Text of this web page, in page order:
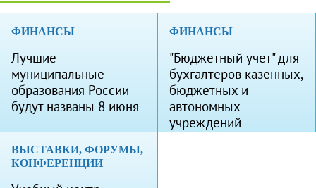
ФИНАНСЫ
Лучшие
муниципальные
образования России
будут названы 8 июня
ФИНАНСЫ
"Бюджетный учет" для
бухгалтеров казенных,
бюджетных и
автономных
учреждений
ВЫСТАВКИ, ФОРУМЫ,
КОНФЕРЕНЦИИ